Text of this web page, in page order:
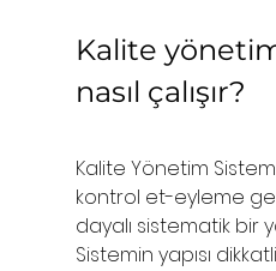
Kalite
nasıl çalışır?
Kalite Yönetim
kontrol et-eyleme
dayalı sistematik bir
Sistemin yapısı